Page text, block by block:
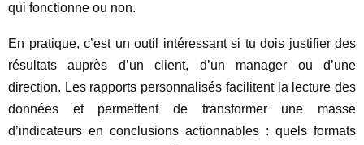
qui fonctionne ou non.
En pratique, c’est un outil intéressant si tu dois justifier des
résultats auprès d’un client, d’un manager ou d’une
direction. Les rapports personnalisés facilitent la lecture des
données et permettent de transformer une masse
d’indicateurs en conclusions actionnables : quels formats